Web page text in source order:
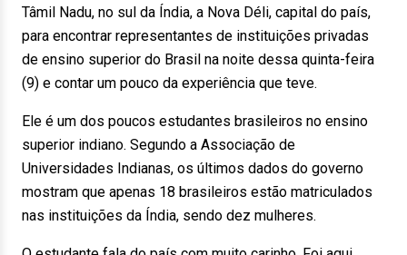
Tâmil Nadu, no sul da Índia, a Nova Déli, capital do país,
para encontrar representantes de instituições privadas
de ensino superior do Brasil na noite dessa quinta-feira
(9) e contar um pouco da experiência que teve.
Ele é um dos poucos estudantes brasileiros no ensino
superior indiano. Segundo a Associação de
Universidades Indianas, os últimos dados do governo
mostram que apenas 18 brasileiros estão matriculados
nas instituições da Índia, sendo dez mulheres.